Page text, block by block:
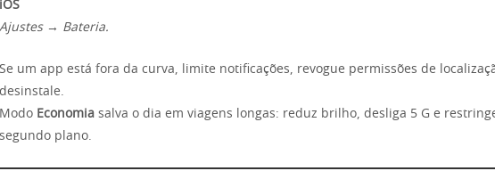
iOS
Ajustes → Bateria.
Se um app está fora da curva, limite notificações, revogue permissões de
desinstale.
Modo Economia salva o dia em viagens longas: reduz brilho, desliga 5 G e
segundo plano.